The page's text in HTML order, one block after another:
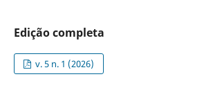
Edição completa
v. 5 n. 1 (2026)